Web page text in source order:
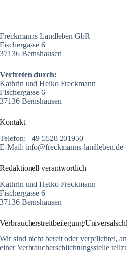
Freckmanns Landleben GbR
Fischergasse 6
37136 Bernshausen
Vertreten durch:
Kathrin und Heiko Freckmann
Fischergasse 6
37136 Bernshausen
Kontakt
Telefon: +49 5528 201950
E-Mail: info@freckmanns-landleben.de
Redaktionell verantwortlich
Kathrin und Heiko Freckmann
Fischergasse 6
37136 Bernshausen
Verbraucher­streit­beilegung/
Wir sind nicht bereit oder verpflichtet,
einer Verbraucherschlichtungsstelle